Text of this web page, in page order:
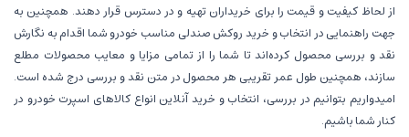
از لحاظ کیفیت و قیمت را برای خریداران تهیه و در دسترس قرار دهند. همچنین به
جهت راهنمایی در انتخاب و خرید روکش صندلی مناسب خودرو شما اقدام به نگارش
نقد و بررسی محصول کرده‌اند تا شما را از تمامی مزایا و معایب محصولات مطلع
سازند، همچنین طول عمر تقریبی هر محصول در متن نقد و بررسی درج شده است.
امیدواریم بتوانیم در بررسی، انتخاب و خرید آنلاین انواع کالاهای اسپرت خودرو در
کنار شما باشیم.